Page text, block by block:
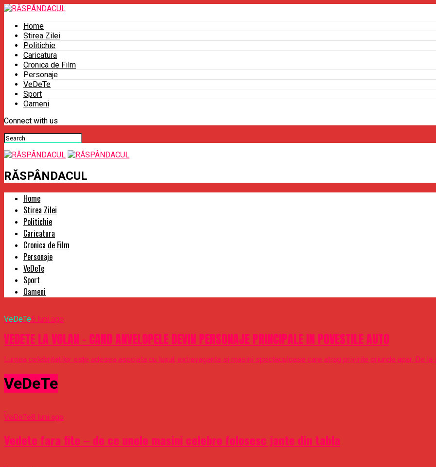
Home
Stirea Zilei
Politichie
Caricatura
Cronica de Film
Personaje
VeDeTe
Sport
Oameni
Connect with us
RĂSPÂNDACUL
Home
Stirea Zilei
Politichie
Caricatura
Cronica de Film
Personaje
VeDeTe
Sport
Oameni
VeDeTe6 luni ago
VEDETE LA VOLAN – CAND ANVELOPELE DEVIN PERSONAJE PRINCIPALE IN POVESTILE AUTO
Lumea celebritatilor este adesea asociata cu luxul, extravaganta si masini spectaculoase care atrag privirile oriunde apar. De la
VeDeTe
VeDeTe8 luni ago
Vedete fara fite – de ce unele masini celebre folosesc jante din tabla